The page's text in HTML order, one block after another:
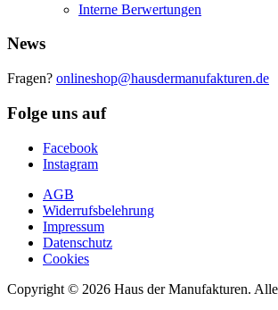
Interne Berwertungen
News
Fragen? onlineshop@hausdermanufakturen.de
Folge uns auf
Facebook
Instagram
AGB
Widerrufsbelehrung
Impressum
Datenschutz
Cookies
Copyright © 2026 Haus der Manufakturen.